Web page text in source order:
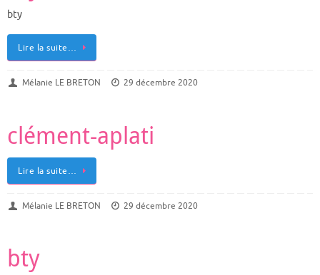
bty
Lire la suite…
Mélanie LE BRETON 29 décembre 2020
clément-aplati
Lire la suite…
Mélanie LE BRETON 29 décembre 2020
bty